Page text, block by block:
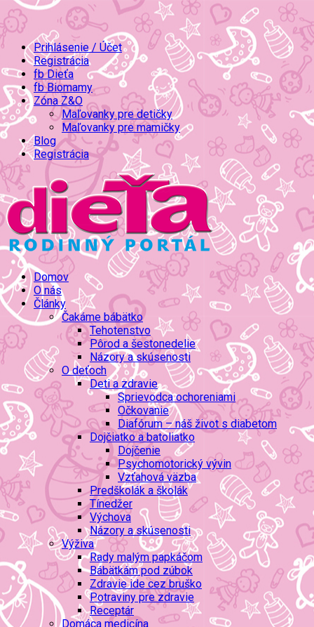
Prihlásenie / Účet
Registrácia
fb Dieťa
fb Biomamy
Zóna Z&O
Maľovanky pre detičky
Maľovanky pre mamičky
Blog
Registrácia
Domov
O nás
Články
Čakáme bábätko
Tehotenstvo
Pôrod a šestonedelie
Názory a skúsenosti
O deťoch
Deti a zdravie
Sprievodca ochoreniami
Očkovanie
Diafórum – náš život s diabetom
Dojčiatko a batoliatko
Dojčenie
Psychomotorický vývin
Vzťahová väzba
Predškolák a školák
Tínedžer
Výchova
Názory a skúsenosti
Výživa
Rady malým papkáčom
Bábätkám pod zúbok
Zdravie ide cez bruško
Potraviny pre zdravie
Receptár
Domáca medicína